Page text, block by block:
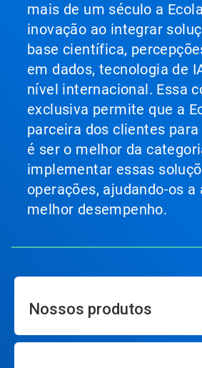
mais de um século a
inovação ao integrar
base científica,
em dados, tecnologia de
nível internacional. Essa
exclusiva permite que a
parceira dos clientes
é ser o melhor da
implementar essas
operações, ajudando-os a
melhor desempenho.
Nossos produtos